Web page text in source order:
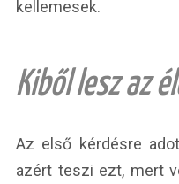
kellemesek.
Kiből lesz az
Az első kérdésre
azért teszi ezt, mert